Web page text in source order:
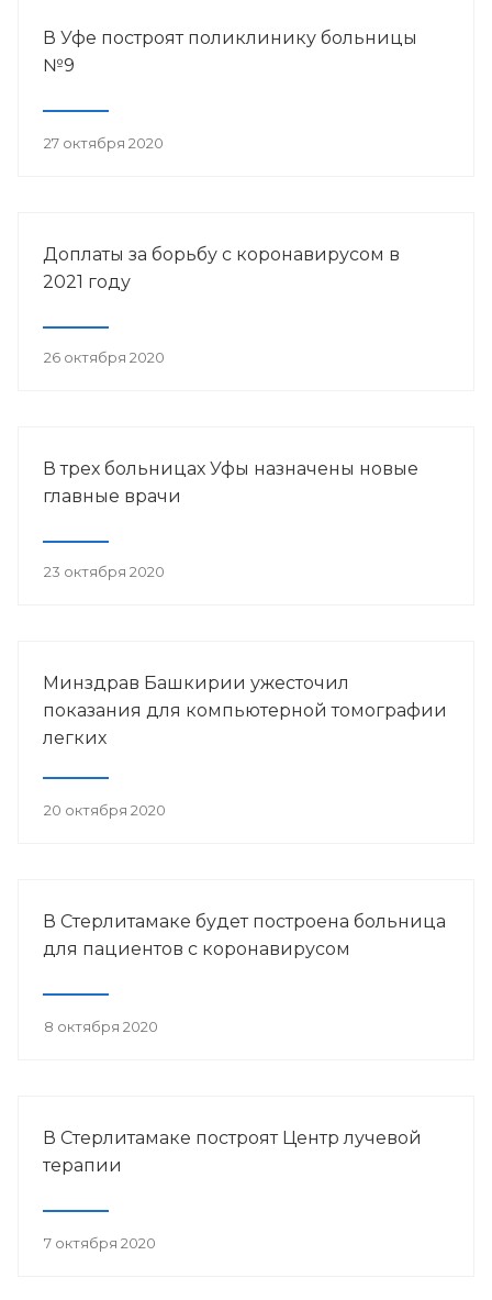
В Уфе построят поликлинику больницы
№9
27 октября 2020
Доплаты за борьбу с коронавирусом в
2021 году
26 октября 2020
В трех больницах Уфы назначены новые
главные врачи
23 октября 2020
Минздрав Башкирии ужесточил
показания для компьютерной томографии
легких
20 октября 2020
В Стерлитамаке будет построена больница
для пациентов с коронавирусом
8 октября 2020
В Стерлитамаке построят Центр лучевой
терапии
7 октября 2020